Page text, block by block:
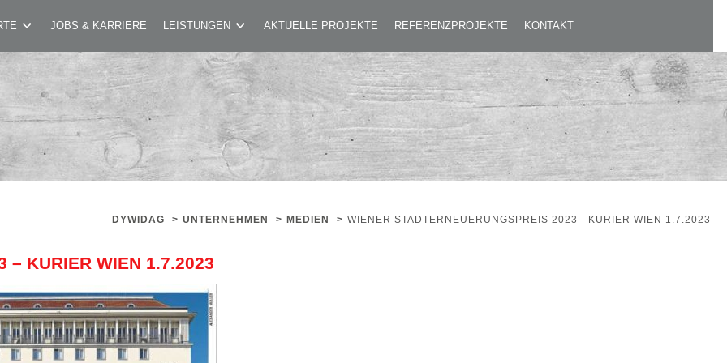
JOBS & KARRIERE LEISTUNGEN AKTUELLE PROJEKTE REFERENZPROJEKTE KONTAKT
2023 – KURIER WIEN 1.7.2023
DYWIDAG > UNTERNEHMEN > MEDIEN > WIENER STADTERNEUERUNGSPREIS 2023 - KURIER WIEN 1.7.2023
– KURIER WIEN 1.7.2023